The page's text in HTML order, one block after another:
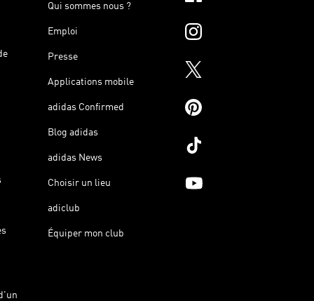
Qui sommes nous ?
Emploi
Presse
Applications mobile
adidas Confirmed
Blog adidas
adidas News
Choisir un lieu
adiclub
Équiper mon club